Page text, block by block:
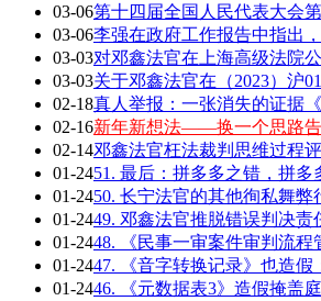
03-06第十四届全国人民代表大会
03-06李强在政府工作报告中指出
03-03对邓鑫法官在上海高级法院
03-03关于邓鑫法官在（2023）沪
02-18真人举报：一张消失的证据
02-16新年新想法——换一个思路
02-14邓鑫法官枉法裁判思维过程
01-2451. 最后：拼多多之错，拼多
01-2450. 长宁法官的其他徇私舞弊
01-2449. 邓鑫法官推脱错误判决
01-2448. 《民事一审案件审判流程
01-2447. 《音字转换记录》也造
01-2446. 《元数据表3》造假掩盖